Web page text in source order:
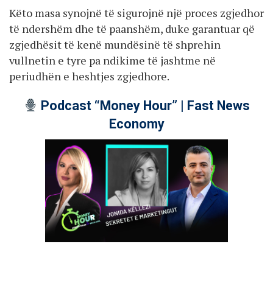
Këto masa synojnë të sigurojnë një proces zgjedhor
të ndershëm dhe të paanshëm, duke garantuar që
zgjedhësit të kenë mundësinë të shprehin
vullnetin e tyre pa ndikime të jashtme në
periudhën e heshtjes zgjedhore.
Podcast “Money Hour” | Fast News
Economy